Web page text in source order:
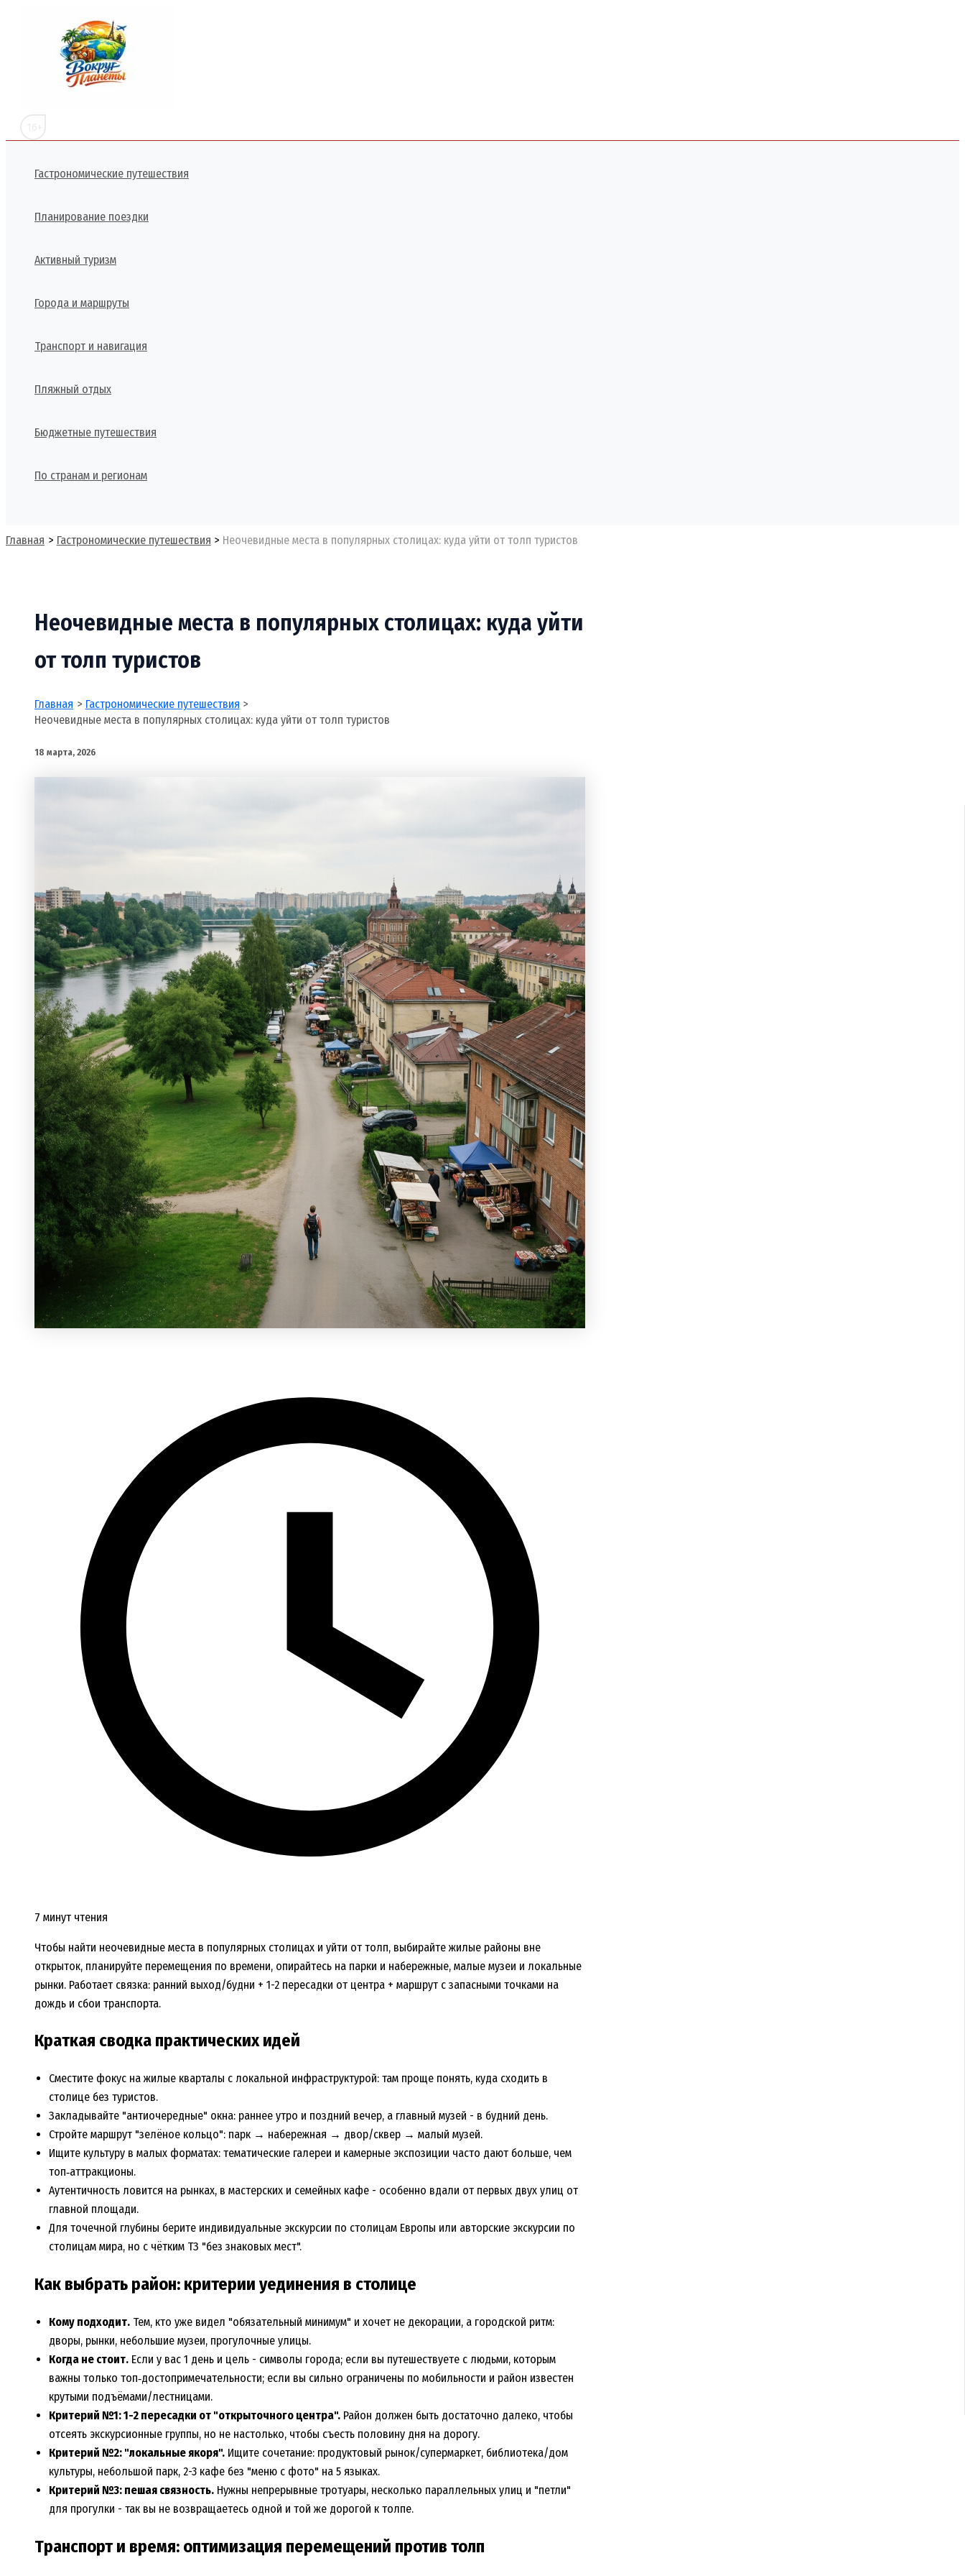
содержимому
Гастрономические путешествия
Планирование поездки
Активный туризм
Города и маршруты
Транспорт и навигация
Пляжный отдых
Бюджетные путешествия
По странам и регионам
Главная Гастрономические путешествия Неочевидные места в популярных столицах: куда уйти от толп туристов
Неочевидные места в популярных столицах: куда уйти
от толп туристов
Главная
Гастрономические путешествия
Неочевидные места в популярных столицах: куда уйти от толп туристов
18 марта, 2026
7 минут чтения
Чтобы найти неочевидные места в популярных столицах и уйти от толп, выбирайте жилые районы вне
открыток, планируйте перемещения по времени, опирайтесь на парки и набережные, малые музеи и локальные
рынки. Работает связка: ранний выход/будни + 1-2 пересадки от центра + маршрут с запасными точками на
дождь и сбои транспорта.
Краткая сводка практических идей
Сместите фокус на жилые кварталы с локальной инфраструктурой: там проще понять, куда сходить в
столице без туристов.
Закладывайте "антиочередные" окна: раннее утро и поздний вечер, а главный музей - в будний день.
Стройте маршрут "зелёное кольцо": парк → набережная → двор/сквер → малый музей.
Ищите культуру в малых форматах: тематические галереи и камерные экспозиции часто дают больше, чем
топ‑аттракционы.
Аутентичность ловится на рынках, в мастерских и семейных кафе - особенно вдали от первых двух улиц от
главной площади.
Для точечной глубины берите индивидуальные экскурсии по столицам Европы или авторские экскурсии по
столицам мира, но с чётким ТЗ "без знаковых мест".
Как выбрать район: критерии уединения в столице
Кому подходит. Тем, кто уже видел "обязательный минимум" и хочет не декорации, а городской ритм:
дворы, рынки, небольшие музеи, прогулочные улицы.
Когда не стоит. Если у вас 1 день и цель - символы города; если вы путешествуете с людьми, которым
важны только топ‑достопримечательности; если вы сильно ограничены по мобильности и район известен
крутыми подъёмами/лестницами.
Критерий №1: 1-2 пересадки от "открыточного центра". Район должен быть достаточно далеко, чтобы
отсеять экскурсионные группы, но не настолько, чтобы съесть половину дня на дорогу.
Критерий №2: "локальные якоря". Ищите сочетание: продуктовый рынок/супермаркет, библиотека/дом
культуры, небольшой парк, 2-3 кафе без "меню с фото" на 5 языках.
Критерий №3: пешая связность. Нужны непрерывные тротуары, несколько параллельных улиц и "петли"
для прогулки - так вы не возвращаетесь одной и той же дорогой к толпе.
Транспорт и время: оптимизация перемещений против толп